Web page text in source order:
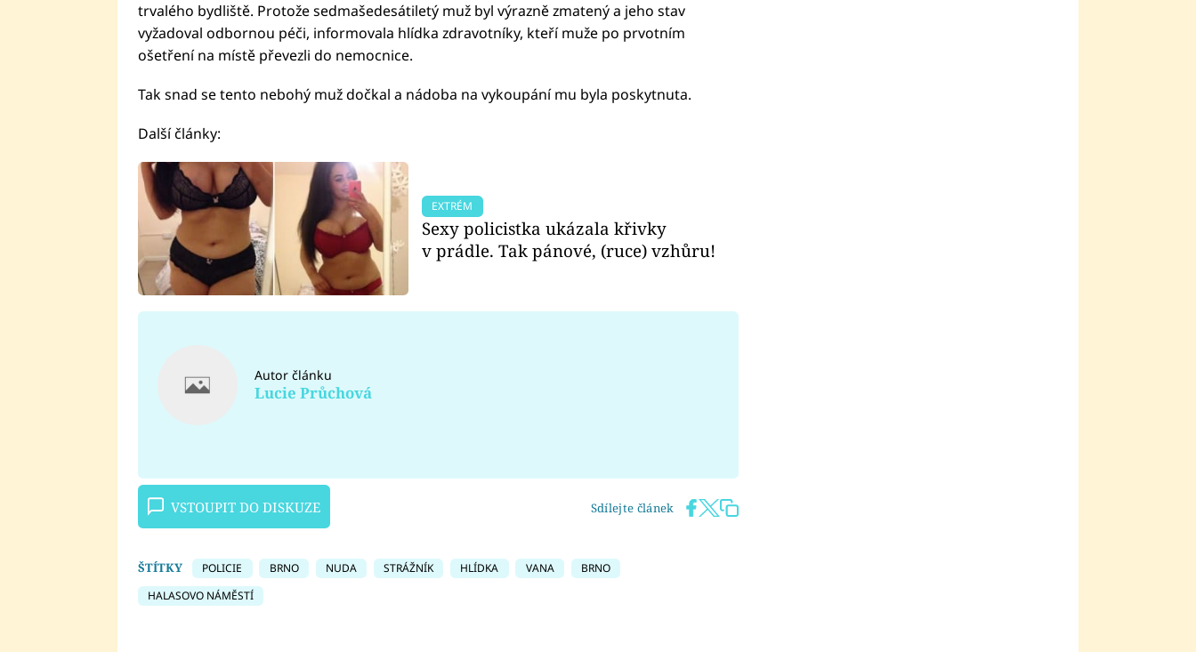
trvalého bydliště. Protože sedmašedesátiletý muž byl výrazně zmatený a jeho stav
vyžadoval odbornou péči, informovala hlídka zdravotníky, kteří muže po prvotním
ošetření na místě převezli do nemocnice.
Tak snad se tento nebohý muž dočkal a nádoba na vykoupání mu byla poskytnuta.
Další články:
EXTRÉM
Sexy policistka ukázala křivky
v prádle. Tak pánové, (ruce) vzhůru!
Autor článku
Lucie Průchová
VSTOUPIT DO DISKUZE Sdílejte článek
ŠTÍTKY POLICIE BRNO NUDA STRÁŽNÍK HLÍDKA VANA
BRNO
HALASOVO NÁMĚSTÍ